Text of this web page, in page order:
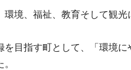
境、福祉、教育そして観
目指す町として、「環境